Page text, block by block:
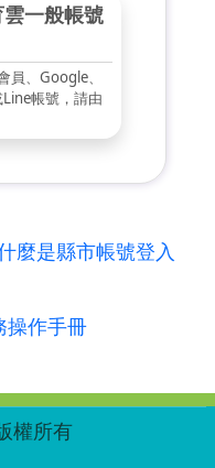
一般帳號
員、Google、
帳號，請由
麼是縣市帳號登入
操作手冊
權所有